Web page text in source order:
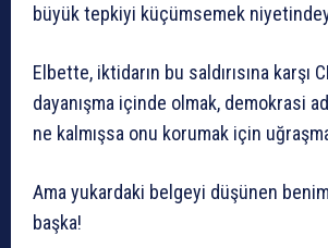
büyük tepkiyi küçümsemek
Elbette, iktidarın bu saldırısına karşı
dayanışma içinde olmak, demokrasi
ne kalmışsa onu korumak için
Ama yukardaki belgeyi düşünen
başka!